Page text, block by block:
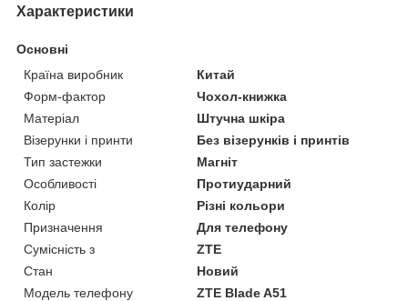
Характеристики
Основні
Країна виробник
Китай
Форм-фактор
Чохол-книжка
Матеріал
Штучна шкіра
Візерунки і принти
Без візерунків і принтів
Тип застежки
Магніт
Особливості
Протиударний
Колір
Різні кольори
Призначення
Для телефону
Сумісність з
ZTE
Стан
Новий
Модель телефону
ZTE Blade A51